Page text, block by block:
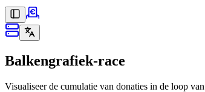
Balkengrafiek-race
Visualiseer de cumulatie van donaties in de loop